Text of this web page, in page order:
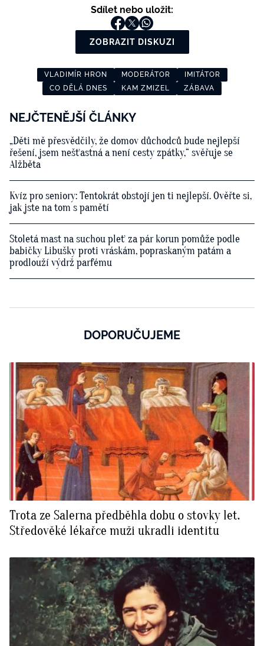
Sdílet nebo uložit:
ZOBRAZIT DISKUZI
VLADIMÍR HRON MODERÁTOR
IMITÁTOR
CO DĚLÁ DNES
KAM ZMIZEL ZÁBAVA
NEJČTENĚJŠÍ ČLÁNKY
„Děti mě přesvědčily, že domov důchodců bude nejlepší
řešení, jsem nešťastná a není cesty zpátky,“ svěřuje se
Alžběta
Kvíz pro seniory: Tentokrát obstojí jen ti nejlepší. Ověřte si,
jak jste na tom s pamětí
Stoletá mast na suchou pleť za pár korun pomůže podle
babičky Libušky proti vráskám, popraskaným patám a
prodlouží výdrž parfému
DOPORUČUJEME
Trota ze Salerna předběhla dobu o stovky let.
Středověké lékařce muži ukradli identitu